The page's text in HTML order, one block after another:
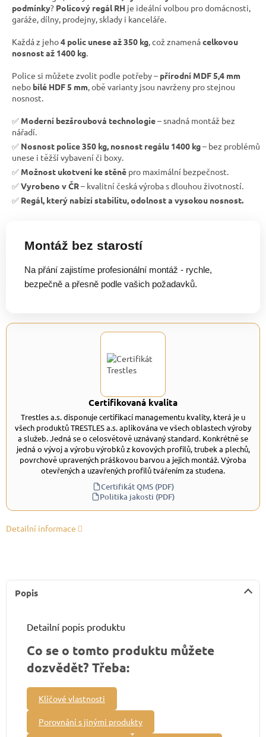
podmínky? Policový regál RH je ideální volbou pro domácnosti,
garáže, dílny, prodejny, sklady i kanceláře.
Každá z jeho4 polic unese až 350 kg, což znamenácelkovou
nosnost až 1400 kg.
Police si můžete zvolit podle potřeby – přírodní MDF 5,4 mm
nebo bílé HDF 5 mm, obě varianty jsou navrženy pro stejnou
nosnost.
✅ Moderní bezšroubová technologie– snadná montáž bez
nářadí.
✅ Nosnost police 350 kg, nosnost regálu 1400 kg– bez problémů
unese i těžší vybavení či boxy.
✅ Možnost ukotvení ke stěně pro maximální bezpečnost.
✅Vyrobeno v ČR– kvalitní česká výroba s dlouhou životností.
✅ Regál, který nabízí stabilitu, odolnost a vysokou nosnost.
Montáž bez starostí
Na přání zajistíme profesionální montáž - rychle,
bezpečně a přesně podle vašich požadavků.
Certifikovaná kvalita
Trestles a.s. disponuje certifikací managementu kvality, která je u
všech produktů TRESTLES a.s. aplikována ve všech oblastech výroby
a služeb. Jedná se o celosvětově uznávaný standard. Konkrétně se
jedná o vývoj a výrobu výrobků z kovových profilů, trubek a plechů,
povrchově upravených práškovou barvou a jejich montáž. Výroba
otevřených a uzavřených profilů tvářením za studena.
Certifikát QMS (PDF)
Politika jakosti (PDF)
Detailní informace
Popis
Detailní popis produktu
Co se o tomto produktu můžete
dozvědět? Třeba:
Klíčové vlastnosti
Porovnání s jinými produkty